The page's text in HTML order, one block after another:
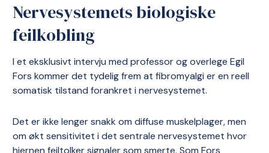
Nervesystemets biologiske
feilkobling
I et eksklusivt intervju med professor og overlege Egil
Fors kommer det tydelig frem at fibromyalgi er en reell
somatisk tilstand forankret i nervesystemet.
Det er ikke lenger snakk om diffuse muskelplager, men
om økt sensitivitet i det sentrale nervesystemet hvor